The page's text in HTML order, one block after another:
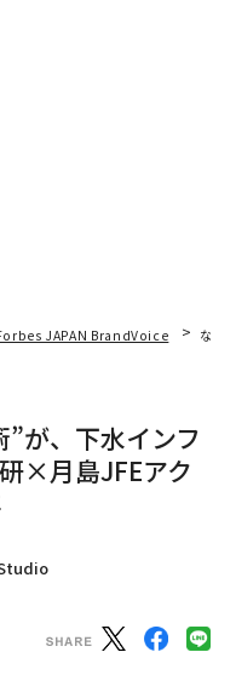
JAPAN BrandVoice なぜ
が、下水インフ
×月島JFEアク